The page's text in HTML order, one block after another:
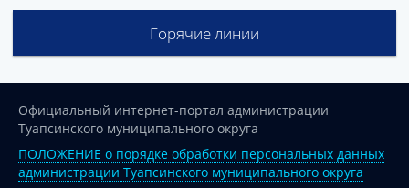
Горячие линии
Официальный интернет-портал администрации
Туапсинского муниципального округа
ПОЛОЖЕНИЕ о порядке обработки персональных данных
администрации Туапсинского муниципального округа